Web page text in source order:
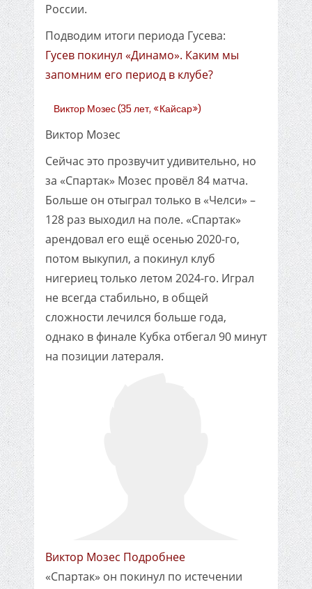
России.
Подводим итоги периода Гусева:
Гусев покинул «Динамо». Каким мы
запомним его период в клубе?
Виктор Мозес (35 лет, «Кайсар»)
Виктор Мозес
Сейчас это прозвучит удивительно, но
за «Спартак» Мозес провёл 84 матча.
Больше он отыграл только в «Челси» –
128 раз выходил на поле. «Спартак»
арендовал его ещё осенью 2020-го,
потом выкупил, а покинул клуб
нигериец только летом 2024-го. Играл
не всегда стабильно, в общей
сложности лечился больше года,
однако в финале Кубка отбегал 90 минут
на позиции латераля.
Виктор Мозес Подробнее
«Спартак» он покинул по истечении